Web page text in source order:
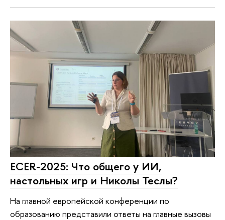
ECER-2025: Что общего у ИИ,
настольных игр и Николы Теслы?
На главной европейской конференции по
образованию представили ответы на главные вызовы